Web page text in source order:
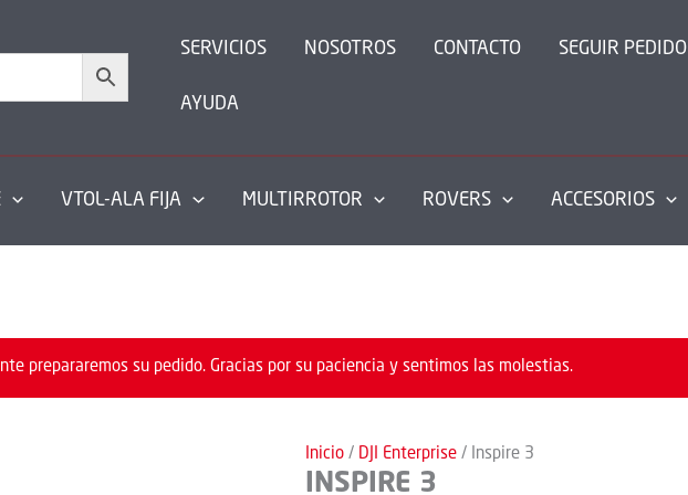
SERVICIOS NOSOTROS CONTACTO SEGUIR PEDIDO
AYUDA
VTOL-ALA FIJA MULTIRROTOR ROVERS ACCESORIOS
prepararemos su pedido. Gracias por su paciencia y sentimos las molestias.
Inicio / DJI Enterprise / Inspire 3
INSPIRE 3